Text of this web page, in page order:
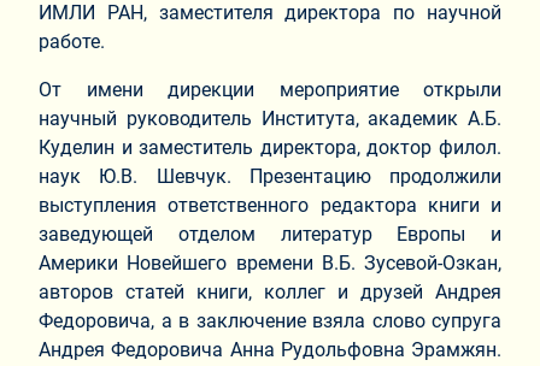
ИМЛИ РАН, заместителя директора по научной
работе.
От имени дирекции мероприятие открыли
научный руководитель Института, академик А.Б.
Куделин и заместитель директора, доктор филол.
наук Ю.В. Шевчук. Презентацию продолжили
выступления ответственного редактора книги и
заведующей отделом литератур Европы и
Америки Новейшего времени В.Б. Зусевой-Озкан,
авторов статей книги, коллег и друзей Андрея
Федоровича, а в заключение взяла слово супруга
Андрея Федоровича Анна Рудольфовна Эрамжян.